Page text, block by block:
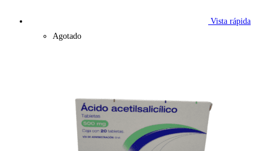
Vista rápida
Agotado